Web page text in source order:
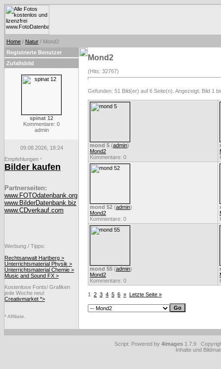
Home / Natur / Mond2
Registrierte Benutzer
Zufallsbild
spinat 12
Kommentare: 0
admin
09.08.2026, 18:24
Empfehlungen *
Bilder kaufen
Partnerseiten:
www.FOTOdatenbank.org
www.BilderDatenbank.biz
www.CDverkauf.com
Werbung / Tipps:
Rechtsanwalt Hartberg >
Unterrichtsmaterial Physik >
Unterrichtsmaterial Chemie >
Music and Sound FX >
Kostenlose Fonts/ Grafiken
jede Woche neu!
Creativmarket *>
* Affiliate.
Mond2
(Hits: 32767)
Gefunden: 51 Bild(er) auf 6 Seite(n). Angezeigt: Bild 1
mond 5 (admin)
Mond2
Kommentare: 0
mond 52 (admin)
Mond2
Kommentare: 0
mond 55 (admin)
Mond2
Kommentare: 0
1 2 3 4 5 6 » Letzte Seite »
Script: Powered by 4images 1.7.9
Inhalte und